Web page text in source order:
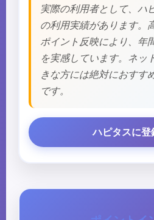
実際の利用者として、ハ
の利用実績があります。
ポイント反映により、年
を実感しています。ネッ
きな方には絶対におすす
です。
ハピタスに登